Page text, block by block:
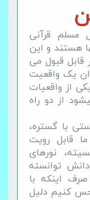
مسلم قرآنی
هستند و این
قابل قبول می
یک واقعیت
از واقعیات
از دو راه
با گستره،
قابل رویت
نورهای
توانسته
اینکه با
کنیم دلیل